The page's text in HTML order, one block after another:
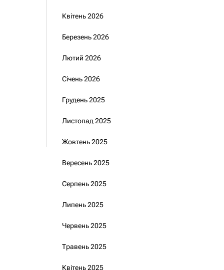
Квітень 2026
Березень 2026
Лютий 2026
Січень 2026
Грудень 2025
Листопад 2025
Жовтень 2025
Вересень 2025
Серпень 2025
Липень 2025
Червень 2025
Травень 2025
Квітень 2025